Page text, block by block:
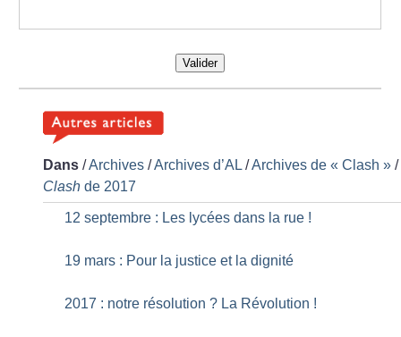
Valider
Dans /Archives /Archives d’AL /Archives de « Clash » /
Clash de 2017
12 septembre : Les lycées dans la rue !
19 mars : Pour la justice et la dignité
2017 : notre résolution ? La Révolution !